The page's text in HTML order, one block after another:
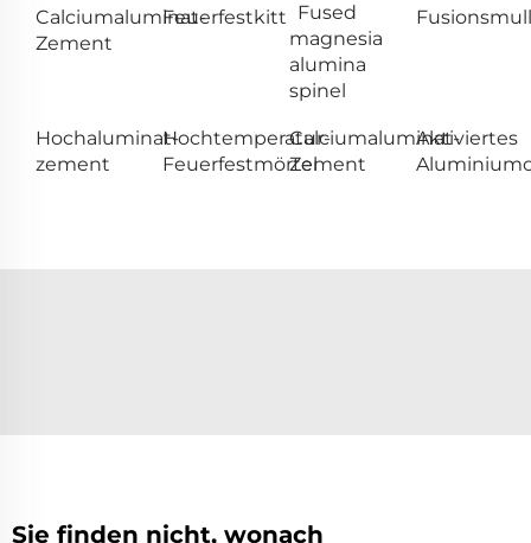
Calciumaluminat-
Zement
Feuerfestkitt Fused
magnesia
alumina
spinel
Hochaluminat-
zement
Hochtemperatur-
Feuerfestmörtel
Calciumaluminat-
Zement
Aktiviertes
Sie finden nicht, wonach